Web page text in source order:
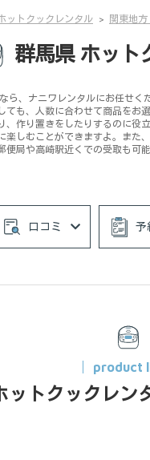
ットクックレンタル 関東地
群馬県 ホット
ら、ナニワレンタルにお任せ
も、人数に合わせて商品を
作り置きをしたりするのに
しむことができますよ。ま
局や高崎駅近くでの受取も
口コミ 予
product
ットクックレン